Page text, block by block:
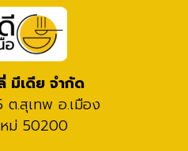
มีเดีย จำกัด
.สุเทพ อ.เมือง
หม่ 50200